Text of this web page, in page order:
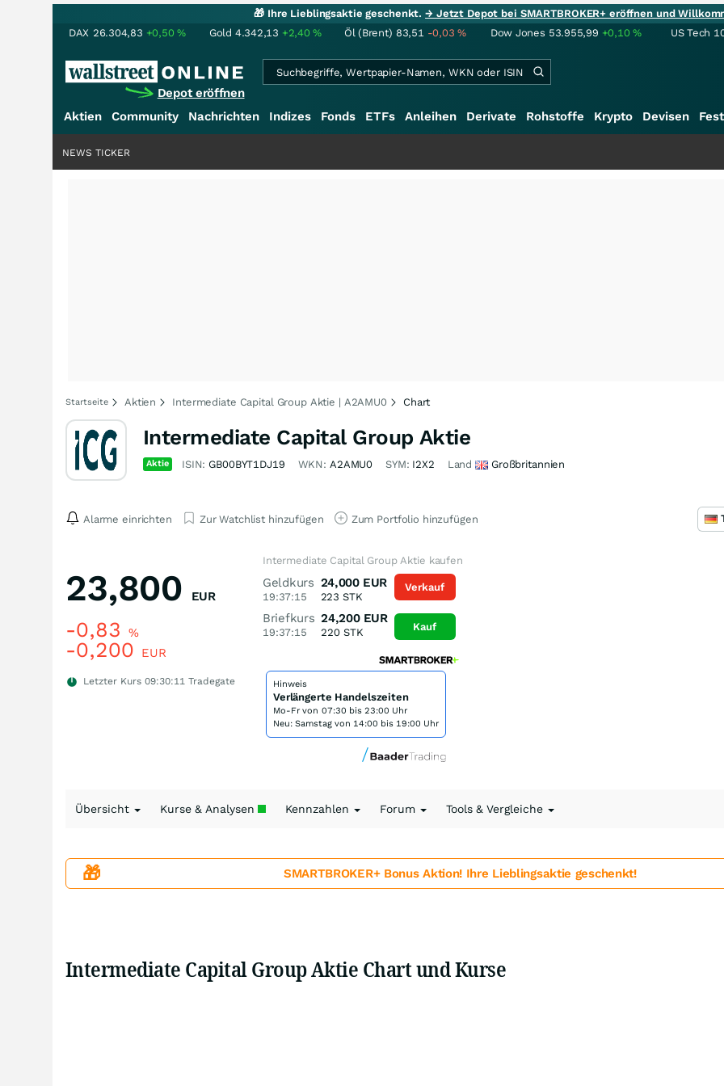
🎁 Ihre Lieblingsaktie geschenkt.→ Jetzt Depot bei SMARTBROKER+ eröffnen und
DAX 26.304,83 +0,50% Gold 4.342,13 +2,40% Öl (Brent) 83,51 -0,03% Dow Jones 53.955,99 +0,10% US Tech
Depot eröffnen
Aktien Community Nachrichten Indizes Fonds ETFs Anleihen Derivate Rohstoffe Krypto Devisen
NEWS TICKER
Startseite Aktien Intermediate Capital Group Aktie | A2AMU0 Chart
Intermediate Capital Group Aktie
Aktie ISIN: GB00BYT1DJ19 WKN: A2AMU0 SYM: I2X2 Land Großbritannien
Alarme einrichten Zur Watchlist hinzufügen Zum Portfolio hinzufügen
23,800 EUR
-0,83 %
-0,200 EUR
Letzter Kurs 09:30:11 Tradegate
Intermediate Capital Group Aktie kaufen
Geldkurs
19:37:15
24,000 EUR
223 STK
Briefkurs
19:37:15
24,200 EUR
220STK
Verkauf
Kauf
Hinweis
Verlängerte Handelszeiten
Mo-Fr von 07:30 bis 23:00 Uhr
Neu: Samstag von 14:00 bis 19:00 Uhr
Übersicht Kurse & Analysen Kennzahlen Forum Tools & Vergleiche
🎁 SMARTBROKER+ Bonus Aktion! Ihre Lieblingsaktie geschenkt!
Intermediate Capital Group Aktie Chart und Kurse